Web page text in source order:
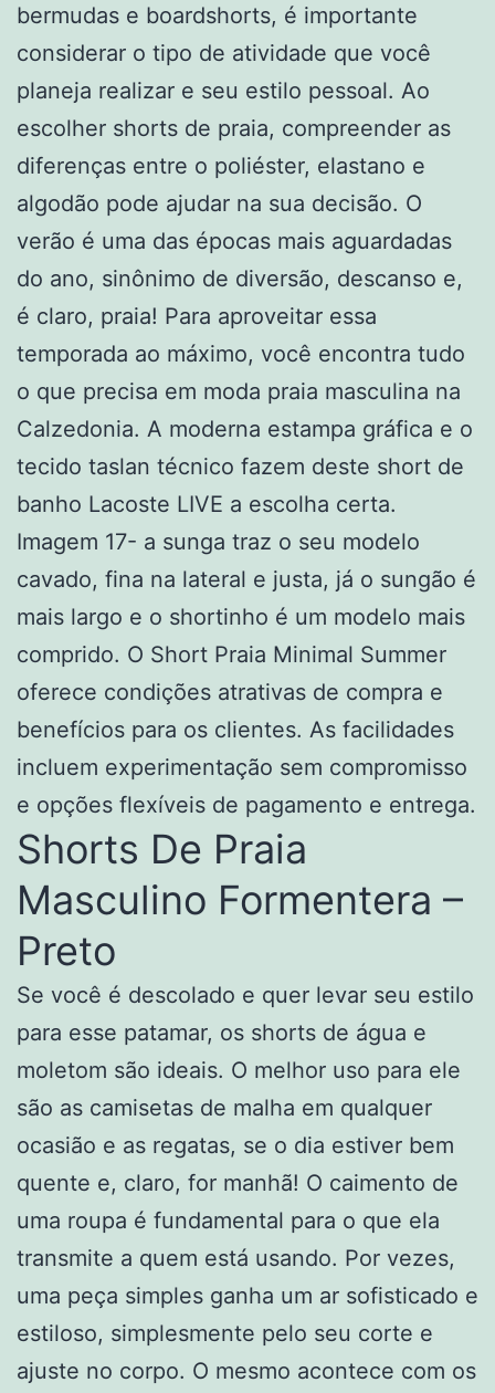
bermudas e boardshorts, é importante
considerar o tipo de atividade que você
planeja realizar e seu estilo pessoal. Ao
escolher shorts de praia, compreender as
diferenças entre o poliéster, elastano e
algodão pode ajudar na sua decisão. O
verão é uma das épocas mais aguardadas
do ano, sinônimo de diversão, descanso e,
é claro, praia! Para aproveitar essa
temporada ao máximo, você encontra tudo
o que precisa em moda praia masculina na
Calzedonia. A moderna estampa gráfica e o
tecido taslan técnico fazem deste short de
banho Lacoste LIVE a escolha certa.
Imagem 17- a sunga traz o seu modelo
cavado, fina na lateral e justa, já o sungão é
mais largo e o shortinho é um modelo mais
comprido. O Short Praia Minimal Summer
oferece condições atrativas de compra e
benefícios para os clientes. As facilidades
incluem experimentação sem compromisso
e opções flexíveis de pagamento e entrega.
Shorts De Praia
Masculino Formentera –
Preto
Se você é descolado e quer levar seu estilo
para esse patamar, os shorts de água e
moletom são ideais. O melhor uso para ele
são as camisetas de malha em qualquer
ocasião e as regatas, se o dia estiver bem
quente e, claro, for manhã! O caimento de
uma roupa é fundamental para o que ela
transmite a quem está usando. Por vezes,
uma peça simples ganha um ar sofisticado e
estiloso, simplesmente pelo seu corte e
ajuste no corpo. O mesmo acontece com os